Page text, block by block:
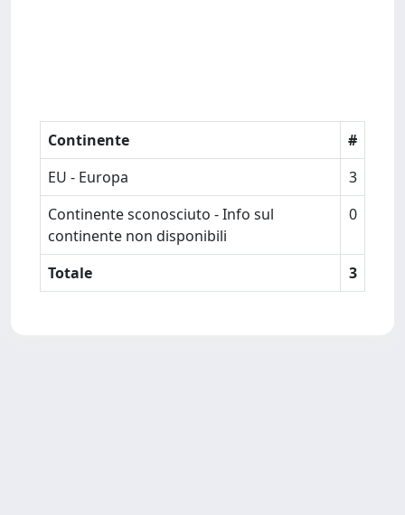
Continente
#
EU - Europa
3
Continente sconosciuto - Info sul
continente non disponibili
0
Totale 3